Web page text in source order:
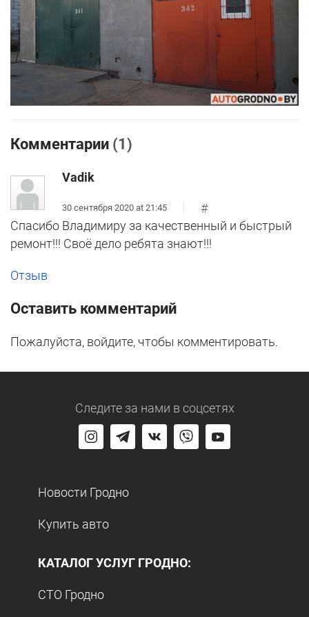
Комментарии (1)
Vadik
30 сентября 2020 at 21:45
#
Спасибо Владимиру за качественный и быстрый
ремонт!!! Своё дело ребята знают!!!
Отзыв
Оставить комментарий
Пожалуйста, войдите, чтобы комментировать.
Следите за нами в соцсетях
Новости Гродно
Купить авто
КАТАЛОГ УСЛУГ ГРОДНО:
СТО Гродно